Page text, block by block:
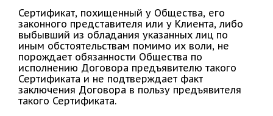
Сертификат, похищенный у Общества, его
законного представителя или у Клиента, либо
выбывший из обладания указанных лиц по
иным обстоятельствам помимо их воли, не
порождает обязанности Общества по
исполнению Договора предъявителю такого
Сертификата и не подтверждает факт
заключения Договора в пользу предъявителя
такого Сертификата.